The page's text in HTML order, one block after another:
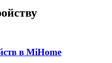
в MiHome